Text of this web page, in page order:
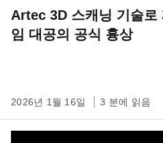
Artec 3D 스캐닝 기술로
임 대공의 공식 흉상
2026년 1월 16일 3 분에 읽음